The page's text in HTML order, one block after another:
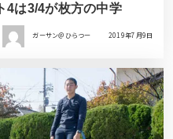
4は3/4が枚方の中学
ガーサン＠ひらつー 2019年7月9日